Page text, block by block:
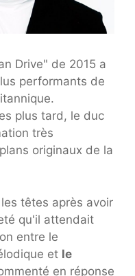
Drive" de 2015 a
performants de
plus tard, le duc
très
originaux de la
têtes après avoir
qu'il attendait
entre le
et le
en réponse